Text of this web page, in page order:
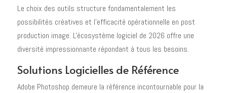
Le choix des outils structure fondamentalement les
possibilités créatives et l'efficacité opérationnelle en post
production image. L'écosystème logiciel de 2026 offre une
diversité impressionnante répondant à tous les besoins.
Solutions Logicielles de Référence
Adobe Photoshop demeure la référence incontournable pour la